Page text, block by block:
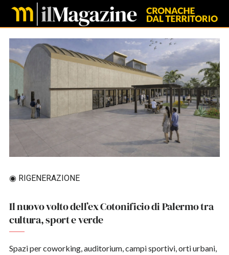
◉ RIGENERAZIONE
Il nuovo volto dell’ex Cotonificio di Palermo tra
cultura, sport e verde
Spazi per coworking, auditorium, campi sportivi, orti urbani,